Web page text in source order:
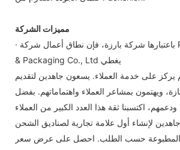
مميزات الشركة
· باعتبارها شركة بارزة، فإن نطاق أعمال شركة Packshion Printing
& Packaging Co., Ltd يغطي
يركز على خدمة العملاء. يسعون جاهدين لتقديم
ويهتمون بمشاعر العملاء واهتماماتهم. بفضل
لإنشاء أول علامة تجارية لصناديق الشحن